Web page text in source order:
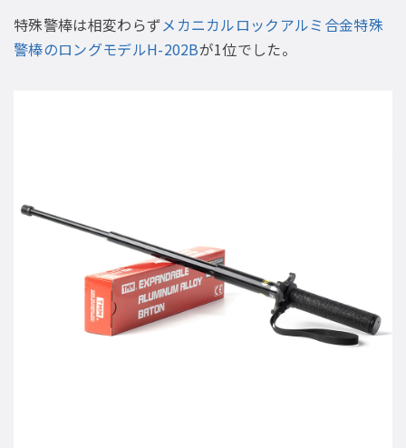
特殊警棒は相変わらずメカニカルロックアルミ合金特殊
警棒のロングモデルH-202Bが1位でした。